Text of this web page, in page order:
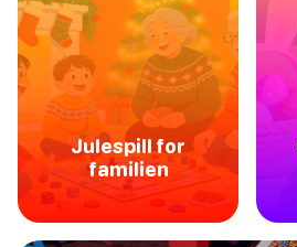
Julespill for
familien